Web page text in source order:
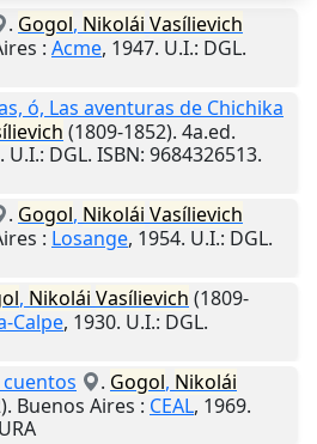
. Gogol, Nikolái Vasílievich
: Acme, 1947. U.I.: DGL.
ó, Las aventuras de Chichika
(1809-1852). 4a.ed.
. U.I.: DGL. ISBN: 9684326513.
. Gogol, Nikolái Vasílievich
: Losange, 1954. U.I.: DGL.
, Nikolái Vasílievich (1809-
Calpe, 1930. U.I.: DGL.
. Gogol, Nikolái
Buenos Aires : CEAL, 1969.